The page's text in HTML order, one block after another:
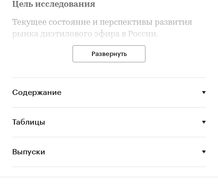
Цель исследования
Текущее состояние и перспективы развития
рынка диэтилового эфира в России.
Задачи исследования
Объем и темпы роста производства
диэтилового эфира в России.
Объем импорта в Россию и экспорта из
России диэтилового эфира.
Рыночные доли производителей и брендов
на рынке диэтилового эфира в России.
Развернуть
Содержание
Таблицы
Выпуски